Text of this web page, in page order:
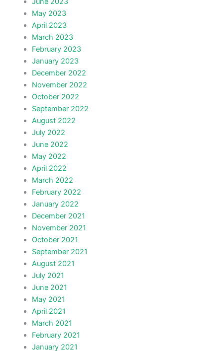
May 2023
April 2023
March 2023
February 2023
January 2023
December 2022
November 2022
October 2022
September 2022
August 2022
July 2022
June 2022
May 2022
April 2022
March 2022
February 2022
January 2022
December 2021
November 2021
October 2021
September 2021
August 2021
July 2021
June 2021
May 2021
April 2021
March 2021
February 2021
January 2021